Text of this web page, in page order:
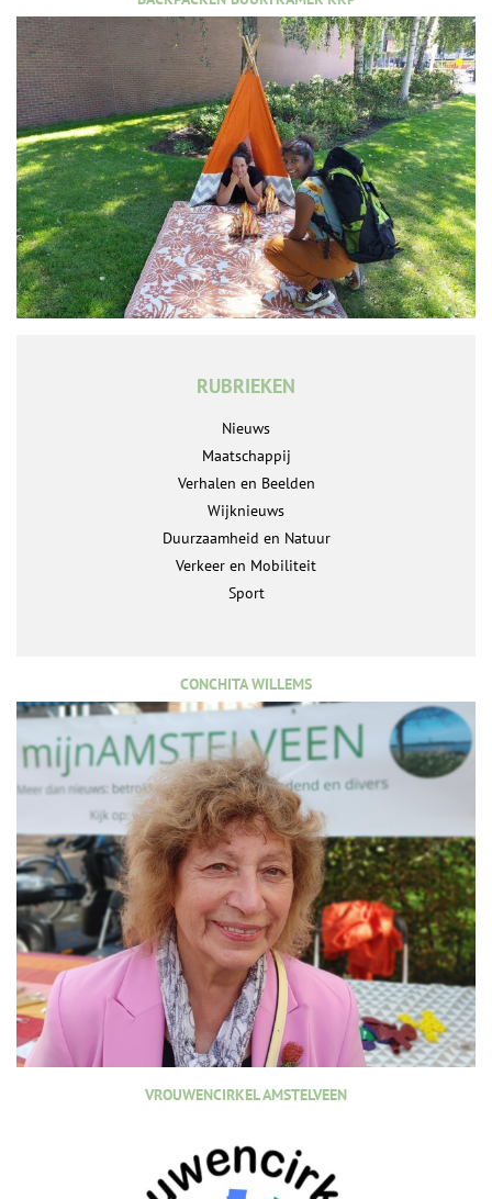
RUBRIEKEN
Nieuws
Maatschappij
Verhalen en Beelden
Wijknieuws
Duurzaamheid en Natuur
Verkeer en Mobiliteit
Sport
CONCHITA WILLEMS
VROUWENCIRKEL AMSTELVEEN